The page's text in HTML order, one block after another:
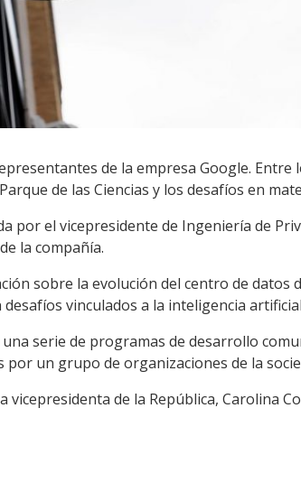
de la empresa Google. Entre
de las Ciencias y los desafíos en
por el vicepresidente de Ingeniería de
la compañía.
sobre la evolución del centro de datos
vinculados a la inteligencia
serie de programas de desarrollo
un grupo de organizaciones de la
de la República, Carolina